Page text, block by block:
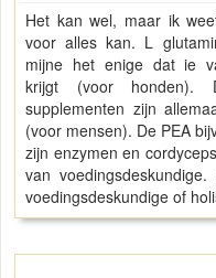
Het kan wel, maar ik
voor alles kan. L
mijne het enige dat ie
krijgt (voor honden).
supplementen zijn
(voor mensen). De PEA
zijn enzymen en
van
voedingsdeskundige of